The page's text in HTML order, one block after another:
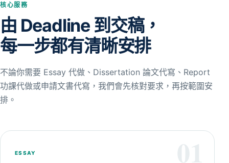
核心服務
由 Deadline 到交稿，
每一步都有清晰安排
不論你需要 Essay 代做、Dissertation 論文代寫、Report
功課代做或申請文書代寫，我們會先核對要求，再按範圍安
排。
ESSAY